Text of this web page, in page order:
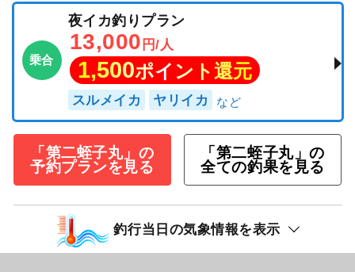
乗合
夜イカ釣りプラン
13,000 円/人
1,500ポイント還元
スルメイカ ヤリイカ
「第二蛭子丸」の
予約プランを見る
「第二蛭子丸」の
全ての釣果を見る
釣行当日の気象情報を表示